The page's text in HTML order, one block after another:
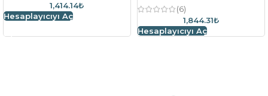
1,414.14₺
Hesaplayıcıyı Aç
(6)
1,844.31₺
Hesaplayıcıyı Aç